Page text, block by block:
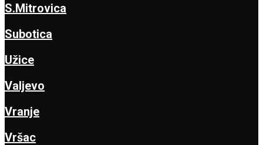
S.Mitrovica
Subotica
Užice
Valjevo
Vranje
Vršac